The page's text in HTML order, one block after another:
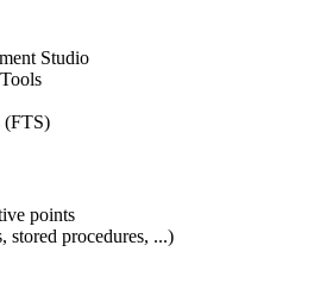
Studio
(FTS)
points
stored procedures, ...)